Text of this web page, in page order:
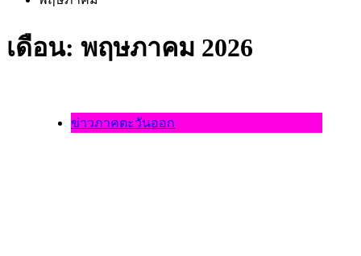
เดือน: พฤษภาคม 2026
ข่าวภาคตะวันออก